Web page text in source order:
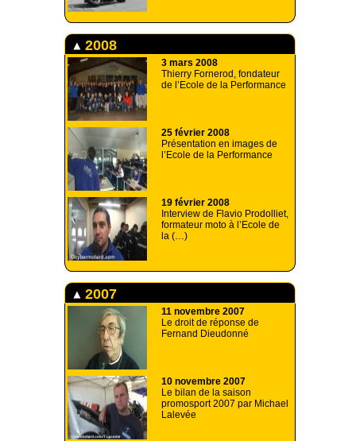
2008
3 mars 2008
Thierry Fornerod, fondateur
de l’Ecole de la Performance
25 février 2008
Présentation en images de
l’Ecole de la Performance
19 février 2008
Interview de Flavio Prodolliet,
formateur moto à l’Ecole de
la (…)
2007
11 novembre 2007
Le droit de réponse de
Fernand Dieudonné
10 novembre 2007
Le bilan de la saison
promosport 2007 par Michael
Lalevée